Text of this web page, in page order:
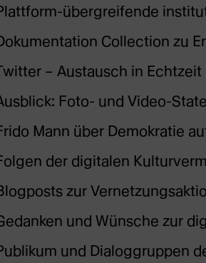
übergreifende
Collection zu
– Austausch in
Foto- und Video-
Mann über Demokratie
der digitalen
zur
und Wünsche zur
und Dialoggruppen